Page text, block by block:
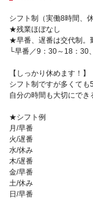
シフト制（実働8時間、
★残業ほぼなし
★早番、遅番は交代制。
└早番／9：30～18：30
【しっかり休めます！】
シフト制ですが多くても
自分の時間も大切にでき
★シフト例
月/早番
火/遅番
水/休み
木/遅番
金/早番
土/休み
日/早番